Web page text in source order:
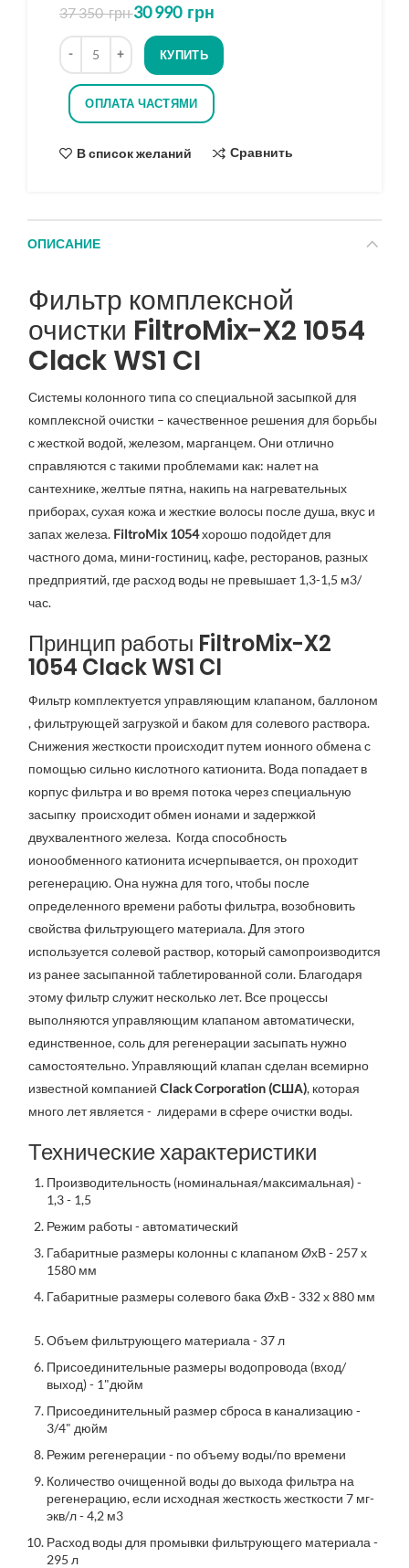
37 350грн 30 990 грн
Количество
КУПИТЬ
ОПЛАТА ЧАСТЯМИ
В список желаний Сравнить
ОПИСАНИЕ
Фильтр комплексной
очистки FiltroMix-X2 1054
Clack WS1 CI
Системы колонного типа со специальной засыпкой для
комплексной очистки – качественное решения для борьбы
с жесткой водой, железом, марганцем. Они отлично
справляются с такими проблемами как: налет на
сантехнике, желтые пятна, накипь на нагревательных
приборах, сухая кожа и жесткие волосы после душа, вкус и
запах железа. FiltroMix 1054хорошо подойдет для
частного дома, мини-гостиниц, кафе, ресторанов, разных
предприятий, где расход воды не превышает 1,3-1,5 м3/
час.
Принцип работы FiltroMix-X2
1054 Clack WS1 CI
Фильтр комплектуется управляющим клапаном, баллоном
, фильтрующей загрузкой и баком для солевого раствора.
Снижения жесткости происходит путем ионного обмена с
помощью сильно кислотного катионита. Вода попадает в
корпус фильтра и во время потока через специальную
засыпку происходит обмен ионами и задержкой
двухвалентного железа. Когда способность
ионообменного катионита исчерпывается, он проходит
регенерацию. Она нужна для того, чтобы после
определенного времени работы фильтра, возобновить
свойства фильтрующего материала. Для этого
используется солевой раствор, который самопроизводится
из ранее засыпанной таблетированной соли. Благодаря
этому фильтр служит несколько лет. Все процессы
выполняются управляющим клапаном автоматически,
единственное, соль для регенерации засыпать нужно
самостоятельно. Управляющий клапан сделан всемирно
известной компанией Clack Corporation (США), которая
много лет является - лидерами в сфере очистки воды.
Технические характеристики
Производительность (номинальная/максимальная) -
1,3 - 1,5
Режим работы - автоматический
Габаритные размеры колонны с клапаном ØхВ - 257 х
1580 мм
Габаритные размеры солевого бака ØхВ - 332 х 880 мм
Объем фильтрующего материала - 37 л
Присоединительные размеры водопровода (вход/
выход) - 1"дюйм
Присоединительный размер сброса в канализацию -
3/4" дюйм
Режим регенерации - по объему воды/по времени
Количество очищенной воды до выхода фильтра на
регенерацию, если исходная жесткость жесткости 7 мг-
экв/л - 4,2 м3
Расход воды для промывки фильтрующего материала -
295 л